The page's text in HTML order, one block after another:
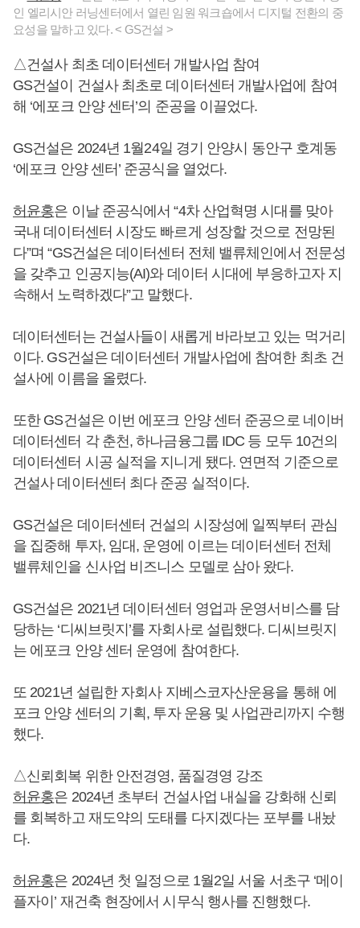
인 엘리시안 러닝센터에서 열린 임원 워크숍에서 디지털 전환의 중
요성을 말하고 있다. < GS건설 >
△건설사 최초 데이터센터 개발사업 참여
GS건설이 건설사 최초로 데이터센터 개발사업에 참여
해 ‘에포크 안양 센터’의 준공을 이끌었다.
GS건설은 2024년 1월24일 경기 안양시 동안구 호계동
‘에포크 안양 센터’ 준공식을 열었다.
허윤홍은 이날 준공식에서 “4차 산업혁명 시대를 맞아
국내 데이터센터 시장도 빠르게 성장할 것으로 전망된
다”며 “GS건설은 데이터센터 전체 밸류체인에서 전문성
을 갖추고 인공지능(AI)와 데이터 시대에 부응하고자 지
속해서 노력하겠다”고 말했다.
데이터센터는 건설사들이 새롭게 바라보고 있는 먹거리
이다. GS건설은 데이터센터 개발사업에 참여한 최초 건
설사에 이름을 올렸다.
또한 GS건설은 이번 에포크 안양 센터 준공으로 네이버
데이터센터 각 춘천, 하나금융그룹 IDC 등 모두 10건의
데이터센터 시공 실적을 지니게 됐다. 연면적 기준으로
건설사 데이터센터 최다 준공 실적이다.
GS건설은 데이터센터 건설의 시장성에 일찍부터 관심
을 집중해 투자, 임대, 운영에 이르는 데이터센터 전체
밸류체인을 신사업 비즈니스 모델로 삼아 왔다.
GS건설은 2021년 데이터센터 영업과 운영서비스를 담
당하는 ‘디씨브릿지’를 자회사로 설립했다. 디씨브릿지
는 에포크 안양 센터 운영에 참여한다.
또 2021년 설립한 자회사 지베스코자산운용을 통해 에
포크 안양 센터의 기획, 투자 운용 및 사업관리까지 수행
했다.
△신뢰회복 위한 안전경영, 품질경영 강조
허윤홍은 2024년 초부터 건설사업 내실을 강화해 신뢰
를 회복하고 재도약의 도태를 다지겠다는 포부를 내놨
다.
허윤홍은 2024년 첫 일정으로 1월2일 서울 서초구 ‘메이
플자이’ 재건축 현장에서 시무식 행사를 진행했다.